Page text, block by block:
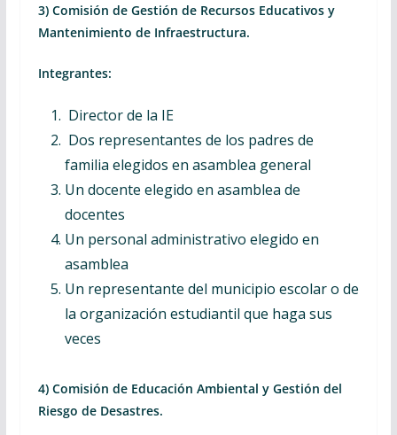
3) Comisión de Gestión de Recursos Educativos y
Mantenimiento de Infraestructura.
Integrantes:
Director de la IE
Dos representantes de los padres de
familia elegidos en asamblea general
Un docente elegido en asamblea de
docentes
Un personal administrativo elegido en
asamblea
Un representante del municipio escolar o de
la organización estudiantil que haga sus
veces
4) Comisión de Educación Ambiental y Gestión del
Riesgo de Desastres.